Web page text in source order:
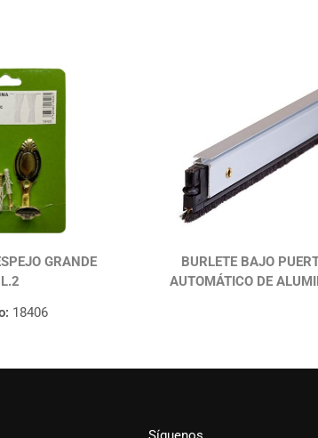
GRANDE
18406
BURLETE BAJO
AUTOMÁTICO DE